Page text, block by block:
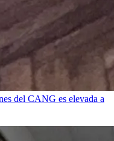
del CANG es elevada a